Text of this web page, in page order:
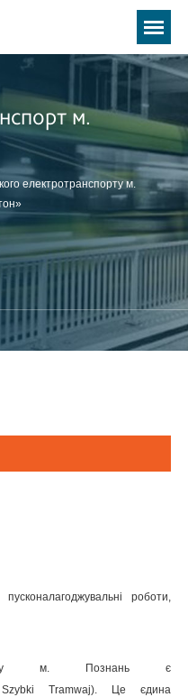
м.
електротранспорту м.
роботи,
м. Познань є
Szybki Tramwaj). Це єдина